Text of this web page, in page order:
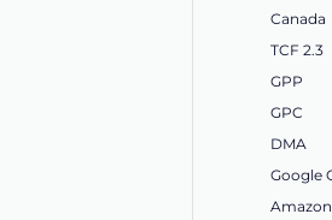
Canada
TCF 2.3
GPP
GPC
DMA
Google